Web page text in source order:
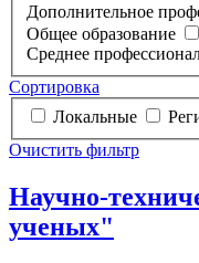
Дополнительное
Общее образование
Среднее
Сортировка
Локальные
Очистить фильтр
Научно-
ученых"